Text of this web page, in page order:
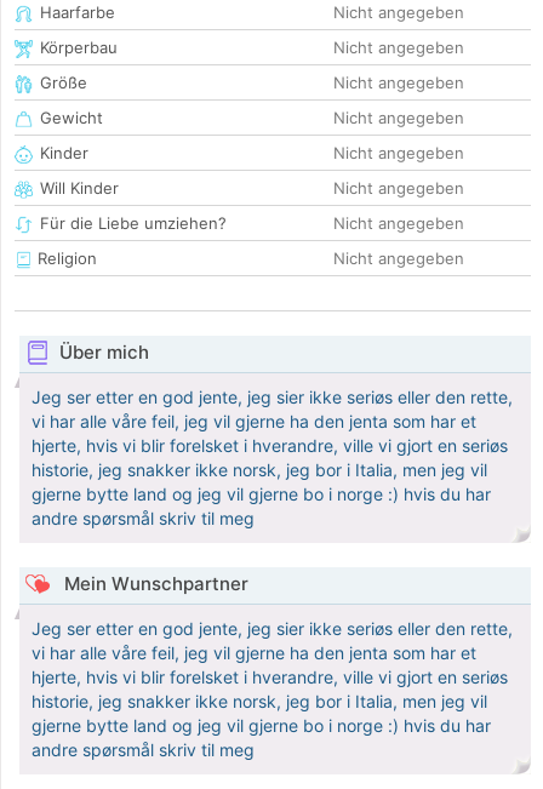
Haarfarbe
Nicht angegeben
Körperbau
Nicht angegeben
Größe
Nicht angegeben
Gewicht
Nicht angegeben
Kinder
Nicht angegeben
Will Kinder
Nicht angegeben
Für die Liebe umziehen?
Nicht angegeben
Religion
Nicht angegeben
Über mich
Jeg ser etter en god jente, jeg sier ikke seriøs eller den rette,
vi har alle våre feil, jeg vil gjerne ha den jenta som har et
hjerte, hvis vi blir forelsket i hverandre, ville vi gjort en seriøs
historie, jeg snakker ikke norsk, jeg bor i Italia, men jeg vil
gjerne bytte land og jeg vil gjerne bo i norge :) hvis du har
andre spørsmål skriv til meg
Mein Wunschpartner
Jeg ser etter en god jente, jeg sier ikke seriøs eller den rette,
vi har alle våre feil, jeg vil gjerne ha den jenta som har et
hjerte, hvis vi blir forelsket i hverandre, ville vi gjort en seriøs
historie, jeg snakker ikke norsk, jeg bor i Italia, men jeg vil
gjerne bytte land og jeg vil gjerne bo i norge :) hvis du har
andre spørsmål skriv til meg